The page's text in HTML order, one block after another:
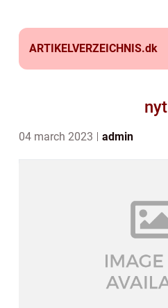
ARTIKELVERZEICHNIS.dk
nyt
04 march 2023 admin